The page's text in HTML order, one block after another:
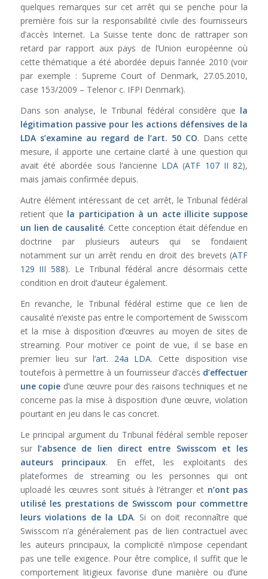
quelques remarques sur cet arrêt qui se penche pour la
première fois sur la responsabilité civile des fournisseurs
d’accès Internet. La Suisse tente donc de rattraper son
retard par rapport aux pays de l’Union européenne où
cette thématique a été abordée depuis l’année 2010 (voir
par exemple : Supreme Court of Denmark, 27.05.2010,
case 153/2009 – Telenor c. IFPI Denmark).
Dans son analyse, le Tribunal fédéral considère que la
légitimation passive pour les actions défensives de la
LDAs’examine au regard de l’art. 50 CO. Dans cette
mesure, il apporte une certaine clarté à une question qui
avait été abordée sous l’ancienne LDA (ATF 107 II 82),
mais jamais confirmée depuis.
Autre élément intéressant de cet arrêt, le Tribunal fédéral
retient que la participation à un acte illicite suppose
un lien de causalité. Cette conception était défendue en
doctrine par plusieurs auteurs qui se fondaient
notamment sur un arrêt rendu en droit des brevets (ATF
129 III 588). Le Tribunal fédéral ancre désormais cette
condition en droit d’auteur également.
En revanche, le Tribunal fédéral estime que ce lien de
causalité n’existe pas entre le comportement de Swisscom
et la mise à disposition d’œuvres au moyen de sites de
streaming. Pour motiver ce point de vue, il se base en
premier lieu sur l’art. 24a LDA. Cette disposition vise
toutefois à permettre à un fournisseur d’accès d’effectuer
une copie d’une œuvre pour des raisons techniques et ne
concerne pas la mise à disposition d’une œuvre, violation
pourtant en jeu dans le cas concret.
Le principal argument du Tribunal fédéral semble reposer
sur l’absence de lien direct entre Swisscom et les
auteurs principaux. En effet, les exploitants des
plateformes de streaming ou les personnes qui ont
uploadé les œuvres sont situés à l’étranger et n’ont pas
utilisé les prestations de Swisscom pour commettre
leurs violations de la LDA. Si on doit reconnaître que
Swisscom n’a généralement pas de lien contractuel avec
les auteurs principaux, la complicité n’impose cependant
pas une telle exigence. Pour être complice, il suffit que le
comportement litigieux favorise d’une manière ou d’une